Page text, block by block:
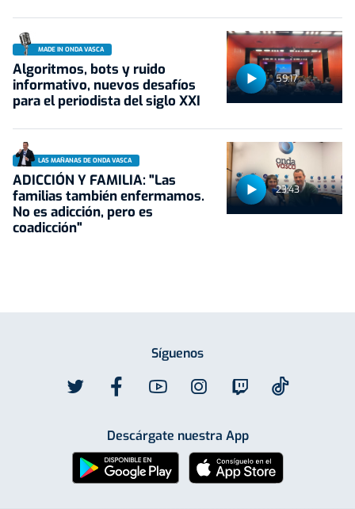
59:17
MADE IN ONDA VASCA
Algoritmos, bots y ruido
informativo, nuevos desafíos
para el periodista del siglo XXI
23:43
LAS MAÑANAS DE ONDA VASCA
ADICCIÓN Y FAMILIA: "Las
familias también enfermamos.
No es adicción, pero es
coadicción"
Síguenos
Descárgate nuestra App